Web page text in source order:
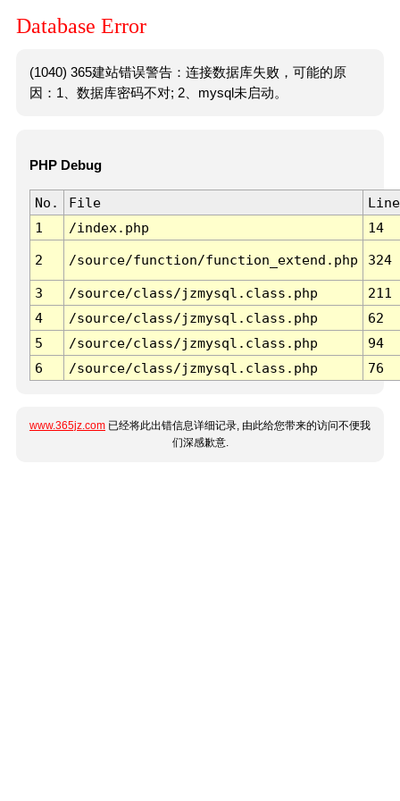
Database Error
(1040) 365建站错误警告：连接数据库失败，可能的原
因：1、数据库密码不对; 2、mysql未启动。
PHP Debug
No. File
Line
1
/index.php 14
2 /source/function/function_extend.php 324
3 /source/class/jzmysql.class.php
211
4
/source/class/jzmysql.class.php
62
5
/source/class/jzmysql.class.php
94
6
/source/class/jzmysql.class.php 76
www.365jz.com 已经将此出错信息详细记录, 由此给您带来的访问不便我
们深感歉意.